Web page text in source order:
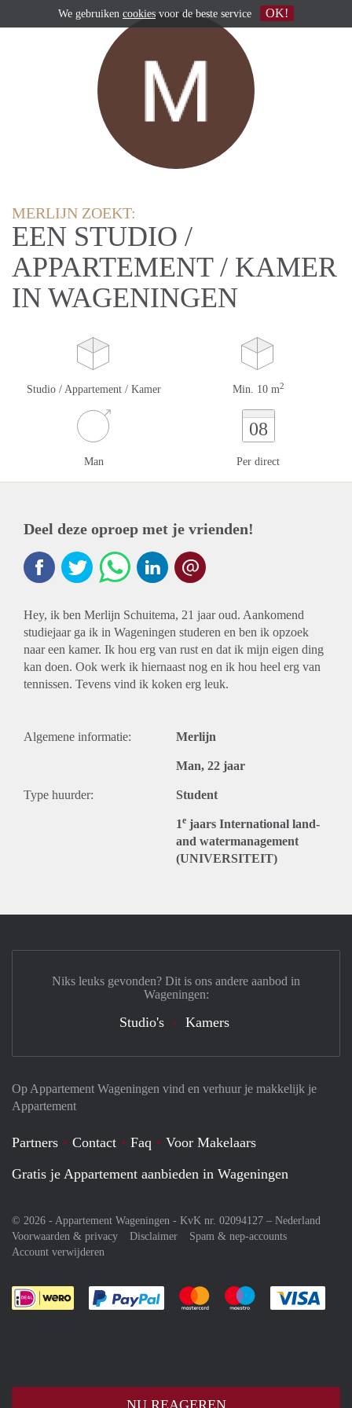
MERLIJN ZOEKT:
EEN STUDIO /
APPARTEMENT / KAMER
IN WAGENINGEN
Studio / Appartement / Kamer Min. 10 m2
Man
08
Per direct
Deel deze oproep met je vrienden!
Hey, ik ben Merlijn Schuitema, 21 jaar oud. Aankomend
studiejaar ga ik in Wageningen studeren en ben ik opzoek
naar een kamer. Ik hou erg van rust en dat ik mijn eigen ding
kan doen. Ook werk ik hiernaast nog en ik hou heel erg van
tennissen. Tevens vind ik koken erg leuk.
Algemene informatie: Merlijn
Man, 22 jaar
Type huurder: Student
1e jaars International land-
and watermanagement
(UNIVERSITEIT)
NU REAGEREN
Op Appartement Wageningen vind en verhuur je makkelijk je
Appartement
Partners Contact Faq
Voor Makelaars
Gratis je Appartement aanbieden in Wageningen
© 2026 - Appartement Wageningen - KvK nr. 02094127 – Nederland
Voorwaarden & privacy
Disclaimer
Spam & nep-accounts
Account verwijderen
Je rekent gemakkelijk af met Paypal
Je rekent gemakkelijk af met
Je rekent
Niks leuks gevonden? Dit is ons andere aanbod in
Wageningen:
Studio's Kamers
We gebruiken cookies voor de beste service OK!